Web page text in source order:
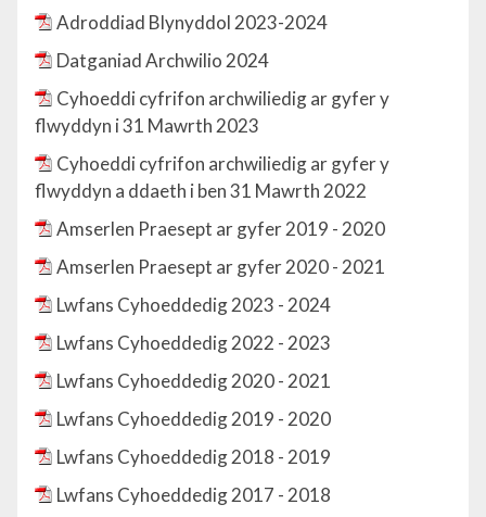
Adroddiad Blynyddol 2023-2024
Datganiad Archwilio 2024
Cyhoeddi cyfrifon archwiliedig ar gyfer y
flwyddyn i 31 Mawrth 2023
Cyhoeddi cyfrifon archwiliedig ar gyfer y
flwyddyn a ddaeth i ben 31 Mawrth 2022
Amserlen Praesept ar gyfer 2019 - 2020
Amserlen Praesept ar gyfer 2020 - 2021
Lwfans Cyhoeddedig 2023 - 2024
Lwfans Cyhoeddedig 2022 - 2023
Lwfans Cyhoeddedig 2020 - 2021
Lwfans Cyhoeddedig 2019 - 2020
Lwfans Cyhoeddedig 2018 - 2019
Lwfans Cyhoeddedig 2017 - 2018